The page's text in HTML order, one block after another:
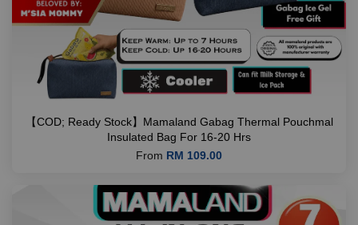
【COD; Ready Stock】Mamaland Gabag Thermal Pouchmal
Insulated Bag For 16-20 Hrs
From RM 109.00